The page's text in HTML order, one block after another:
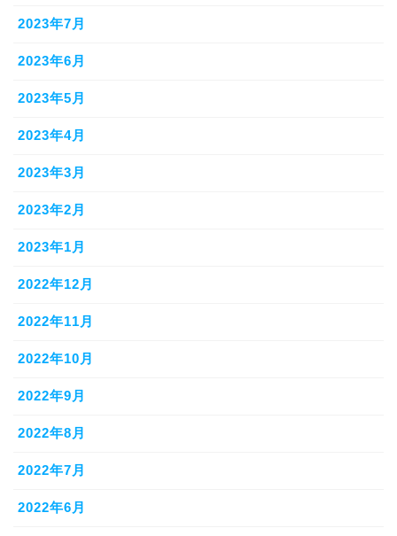
2023年7月
2023年6月
2023年5月
2023年4月
2023年3月
2023年2月
2023年1月
2022年12月
2022年11月
2022年10月
2022年9月
2022年8月
2022年7月
2022年6月